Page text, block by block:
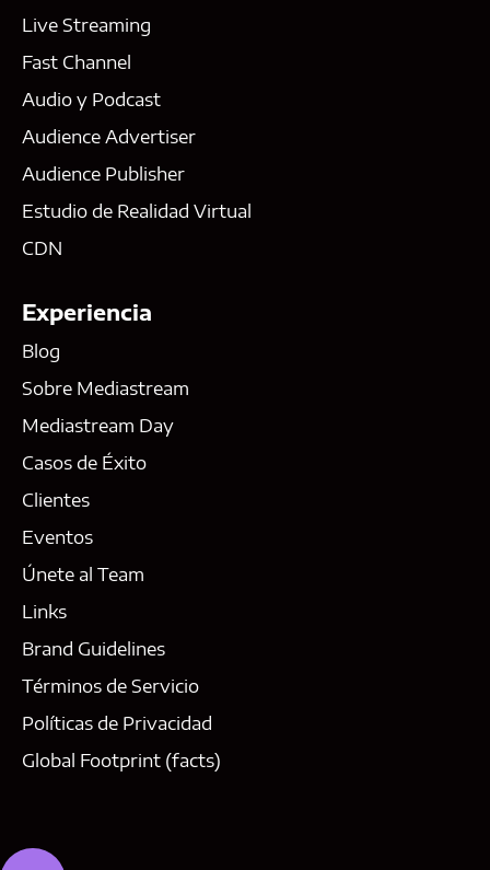
Live Streaming
Fast Channel
Audio y Podcast
Audience Advertiser
Audience Publisher
Estudio de Realidad Virtual
CDN
Experiencia
Blog
Sobre Mediastream
Mediastream Day
Casos de Éxito
Clientes
Eventos
Únete al Team
Links
Brand Guidelines
Términos de Servicio
Políticas de Privacidad
Global Footprint (facts)